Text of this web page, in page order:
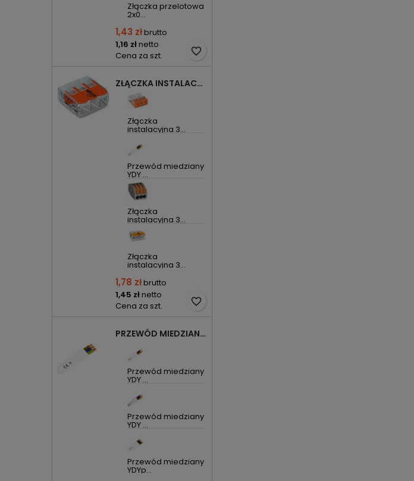
Złączka przelotowa
2x0...
1,43 złbrutto
1,16 złnetto
Cena za szt.
favorite_border
ZŁĄCZKA INSTALACYJNA 3X UNIWERSALNA COMPACT 221-413 WAGO
Złączka
instalacyjna 3...
Przewód miedziany
YDY ...
Złączka
instalacyjna 3...
Złączka
instalacyjna 3...
1,78 złbrutto
1,45 złnetto
Cena za szt.
favorite_border
PRZEWÓD MIEDZIANY YDYP DRUT 3X1,5MM2 ŻO 450/750V
Przewód miedziany
YDY ...
Przewód miedziany
YDY ...
Przewód miedziany
YDYp...